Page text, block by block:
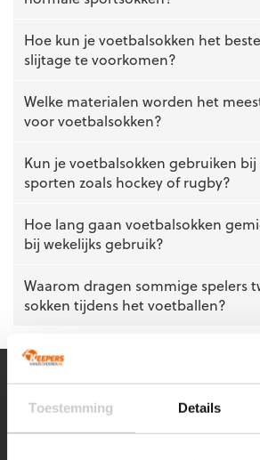
Toestemming Details
worden
op
de
Hoe kun je voetbalsokken het
slijtage te voorkomen?
Welke materialen worden het
voor voetbalsokken?
Kun je voetbalsokken gebruiken
sporten zoals hockey of rugby?
Hoe lang gaan voetbalsokken
bij wekelijks gebruik?
Waarom dragen sommige spelers
sokken tijdens het voetballen?
MELD JE AAN VOOR ONZE